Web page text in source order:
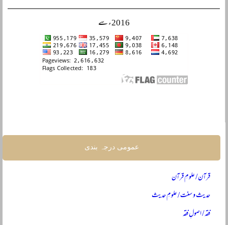
2016ء سے
عمومی درجہ بندی
قرآن / علومِ قرآن
حدیث و سنت / علومِ حدیث
فقہ / اصولِ فقہ